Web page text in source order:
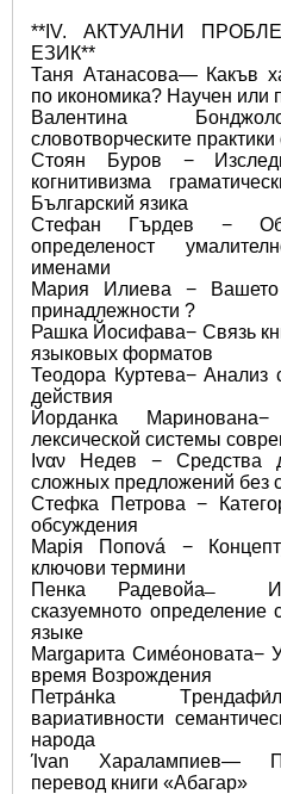
**IV. АКТУАЛНИ
ЕЗИК**
Таня Атанасова— Какъв
по икономика? Научен или
Валентина
словотворческите
Стоян Буров −
когнитивизма
Българский язика
Стефан Гърдев −
определеност
именами
Мария Илиева −
принадлежности ?
Рашка Йосифава− Связь
языковых форматов
Теодора Куртева− Анализ
действия
Йорданка
лексической системы
Ιvαν Недeв − Средства
сложных предложений без
Стефка Петрова −
обсуждения
Марія Попová −
ключови термини
Пенка Радевойa
сказуемното определение
языке
Маrgарита Симéонoвата−
время Возрождения
Петра́нka
вариативности
народа
Ίvan Χаралампиев―
перевод книги «Абагар»